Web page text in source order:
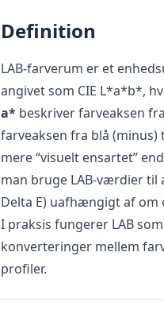
Definition
LAB-farverum er et
angivet som CIE L*a*b*,
a* beskriver farveaksen
farveaksen fra blå (minus)
mere “visuelt ensartet”
man bruge LAB-værdier til
Delta E) uafhængigt af om
I praksis fungerer LAB
konverteringer mellem
profiler.